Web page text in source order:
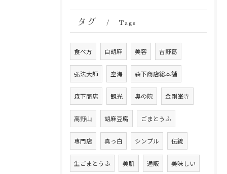
タグ Tags
食べ方 白胡麻 美容 吉野葛
弘法大師 空海 森下商店総本舗
森下商店 観光 奥の院 金剛峯寺
高野山 胡麻豆腐 ごまとうふ
専門店 真っ白 シンプル 伝統
生ごまとうふ 美肌 通販 美味しい